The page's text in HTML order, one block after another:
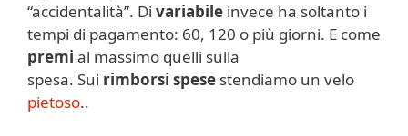
“accidentalità”. Di variabile invece ha soltanto i
tempi di pagamento: 60, 120 o più giorni. E come
premi al massimo quelli sulla
spesa. Sui rimborsi spese stendiamo un velo
pietoso..